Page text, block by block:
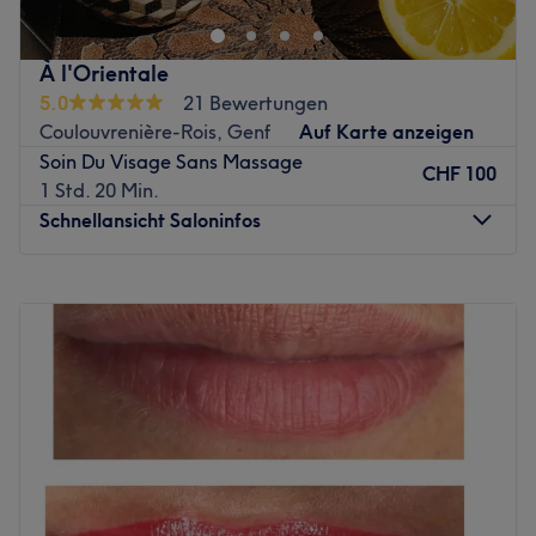
corps, ainsi que dans l'épilation définitive au laser,
Luxcellence Beauty offre des prestations haut de gamme
pour révéler votre beauté naturelle. Profitez de
traitements personnalisés et de technologies de pointe
dans un cadre élégant et apaisant. Faites confiance à
notre équipe d'experts pour des soins qui allient efficacité
et bien-être. Venez découvrir l’excellence de la beauté à
Genève. Luxcellence Beauty 1e étage - Rue de la Scie 2,
À l'Orientale
5.0
21 Bewertungen
Coulouvrenière-Rois, Genf
Auf Karte anzeigen
Soin Du Visage Sans Massage
1 Std. 20 Min.
CHF 100
Schnellansicht Saloninfos
Mittwoch
Geschlossen
Geschlossen
12:00
Sonntag
Geschlossen
Bienvenue chez À L’Orientale, un institut dédié à la